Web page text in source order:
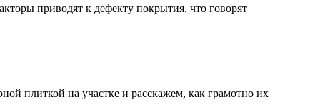
приводят к дефекту покрытия, что говорят
плиткой на участке и расскажем, как грамотно их